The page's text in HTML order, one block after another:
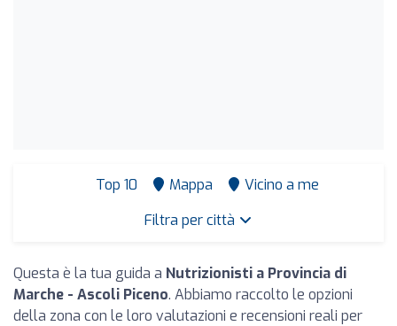
Top 10 Mappa
Vicino a me
Filtra per città
Questa è la tua guida a Nutrizionisti a Provincia di
Marche - Ascoli Piceno. Abbiamo raccolto le opzioni
della zona con le loro valutazioni e recensioni reali per